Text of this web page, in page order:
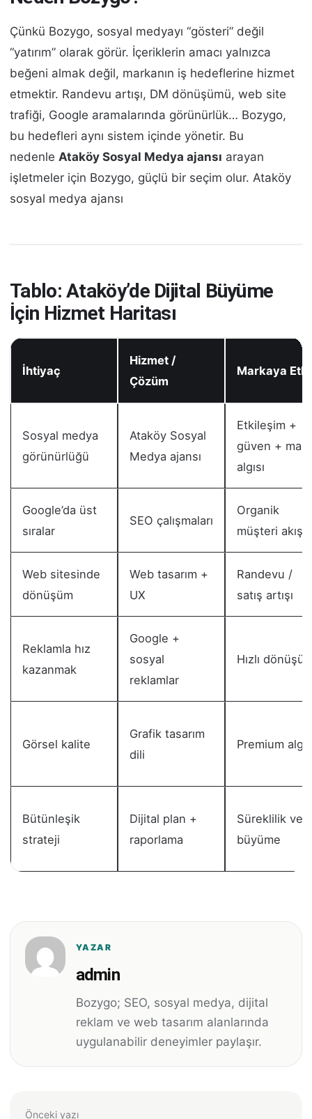
Çünkü Bozygo, sosyal medyayı “gösteri” değil
“yatırım” olarak görür. İçeriklerin amacı yalnızca
beğeni almak değil, markanın iş hedeflerine hizmet
etmektir. Randevu artışı, DM dönüşümü, web site
trafiği, Google aramalarında görünürlük… Bozygo,
bu hedefleri aynı sistem içinde yönetir. Bu
nedenle Ataköy Sosyal Medya ajansı arayan
işletmeler için Bozygo, güçlü bir seçim olur. Ataköy
sosyal medya ajansı
Tablo: Ataköy’de Dijital Büyüme
İçin Hizmet Haritası
İhtiyaç
Hizmet /
Çözüm
Markaya
Sosyal medya
görünürlüğü
Ataköy Sosyal
Medya ajansı
Etkileşim +
güven +
algısı
Google’da üst
sıralar
SEO çalışmaları
Organik
müşteri akışı
Web sitesinde
dönüşüm
Web tasarım +
UX
Randevu /
satış artışı
Reklamla hız
kazanmak
Google +
sosyal
reklamlar
Hızlı
Görsel kalite
Grafik tasarım
dili
Premium algı
Bütünleşik
strateji
Dijital plan +
raporlama
Süreklilik ve
büyüme
YAZAR
admin
Bozygo; SEO, sosyal medya, dijital
reklam ve web tasarım alanlarında
uygulanabilir deneyimler paylaşır.
Önceki yazı